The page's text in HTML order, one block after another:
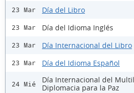
23 Mar Día del Libro
23 Mar Día del Idioma Inglés
23 Mar Día Internacional del Libro
23 Mar Día del Idioma Español
24 Mié
Día Internacional del
Diplomacia para la Paz